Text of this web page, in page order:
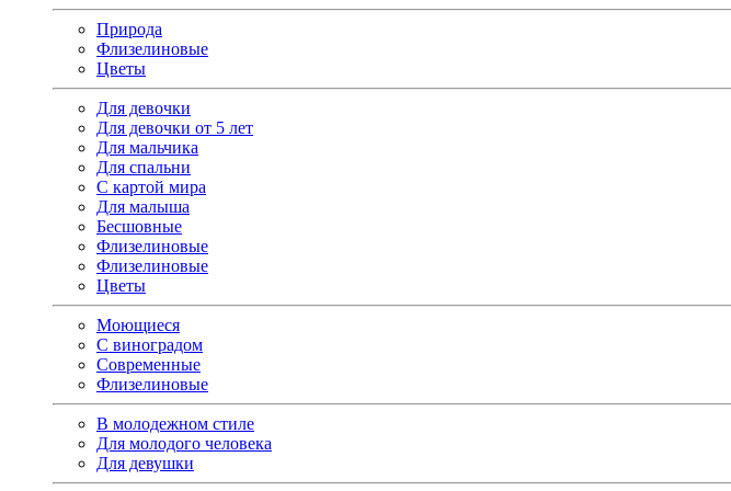
Природа
Флизелиновые
Цветы
Для девочки
Для девочки от 5 лет
Для мальчика
Для спальни
С картой мира
Для малыша
Бесшовные
Флизелиновые
Флизелиновые
Цветы
Моющиеся
С виноградом
Современные
Флизелиновые
В молодежном стиле
Для молодого человека
Для девушки